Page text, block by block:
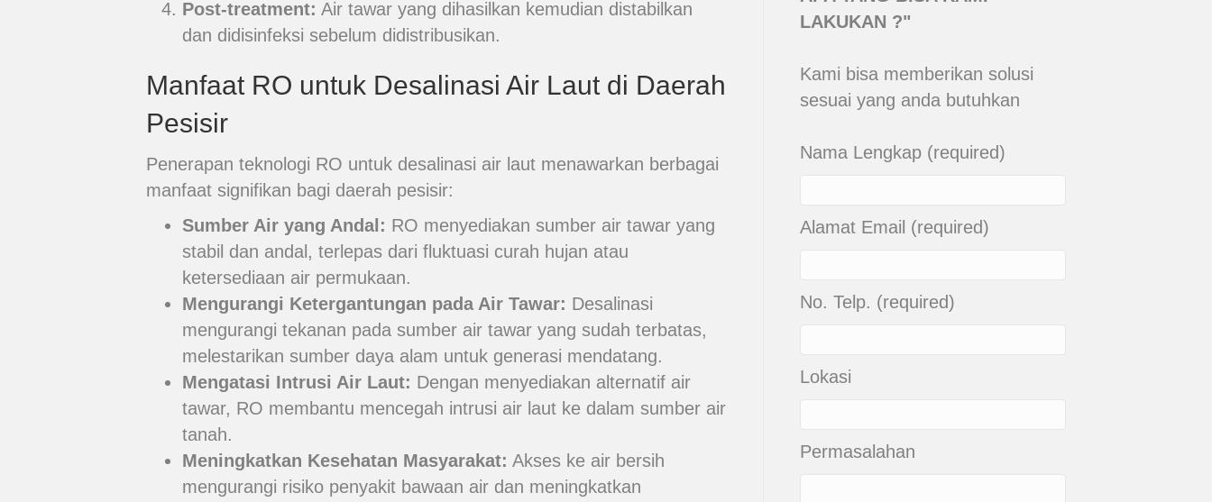
Post-treatment: Air tawar yang dihasilkan kemudian distabilkan
dan didisinfeksi sebelum didistribusikan.
Manfaat RO untuk Desalinasi Air Laut di Daerah
Pesisir
Penerapan teknologi RO untuk desalinasi air laut menawarkan berbagai
manfaat signifikan bagi daerah pesisir:
Sumber Air yang Andal: RO menyediakan sumber air tawar yang
stabil dan andal, terlepas dari fluktuasi curah hujan atau
ketersediaan air permukaan.
Mengurangi Ketergantungan pada Air Tawar: Desalinasi
mengurangi tekanan pada sumber air tawar yang sudah terbatas,
melestarikan sumber daya alam untuk generasi mendatang.
Mengatasi Intrusi Air Laut: Dengan menyediakan alternatif air
tawar, RO membantu mencegah intrusi air laut ke dalam sumber air
tanah.
Meningkatkan Kesehatan Masyarakat: Akses ke air bersih
mengurangi risiko penyakit bawaan air dan meningkatkan
LAKUKAN ?"
Kami bisa memberikan solusi
sesuai yang anda butuhkan
Nama Lengkap (required)
Alamat Email (required)
No. Telp. (required)
Lokasi
Permasalahan